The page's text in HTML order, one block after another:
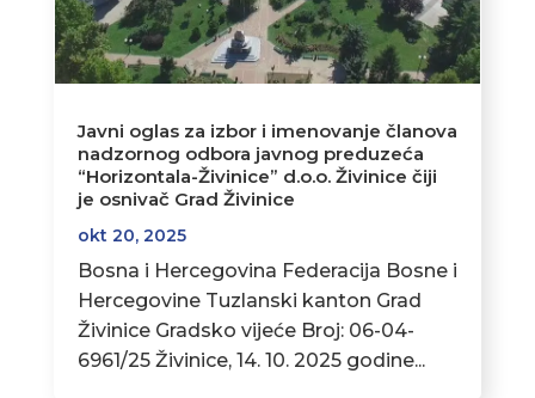
Javni oglas za izbor i imenovanje članova
nadzornog odbora javnog preduzeća
“Horizontala-Živinice” d.o.o. Živinice čiji
je osnivač Grad Živinice
okt 20, 2025
Bosna i Hercegovina Federacija Bosne i
Hercegovine Tuzlanski kanton Grad
Živinice Gradsko vijeće Broj: 06-04-
6961/25 Živinice, 14. 10. 2025 godine...